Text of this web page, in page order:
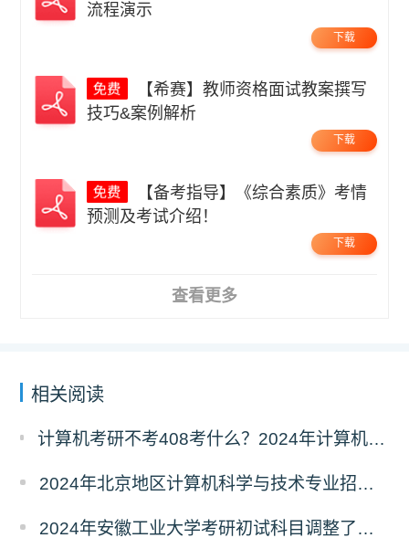
流程演示
下载
技巧&案例解析
下载
预测及考试介绍！
下载
查看更多
相关阅读
计算机考研不考408考什么？2024年计算机科学与技术专业自命题考试科目汇总
2024年北京地区计算机科学与技术专业招生人数汇总
2024年安徽工业大学考研初试科目调整了吗？